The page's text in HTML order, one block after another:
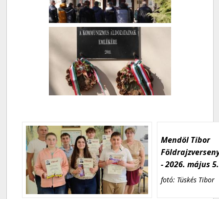
Mendöl Tibor
- 2026. május 5.
fotó: Tüskés Tibor